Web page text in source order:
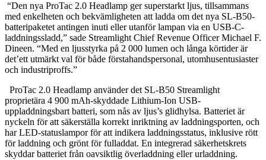
“Den nya ProTac 2.0 Headlamp ger superstarkt ljus, tillsammans
med enkelheten och bekvämligheten att ladda om det nya SL-B50-
batteripaketet antingen inuti eller utanför lampan via en USB-C-
laddningssladd,” sade Streamlight Chief Revenue Officer Michael F.
Dineen. “Med en ljusstyrka på 2 000 lumen och långa körtider är
det’ett utmärkt val för både förstahandspersonal, utomhusentusiaster
och industriproffs.”
ProTac 2.0 Headlamp använder det SL-B50 Streamlight
proprietära 4 900 mAh-skyddade Lithium-Ion USB-
uppladdningsbart batteri, som nås av ljus’s glidhylsa. Batteriet är
nyckeln för att säkerställa korrekt inriktning av laddningsporten, och
har LED-statuslampor för att indikera laddningsstatus, inklusive rött
för laddning och grönt för fulladdat. En integrerad säkerhetskrets
skyddar batteriet från oavsiktlig överladdning eller urladdning.